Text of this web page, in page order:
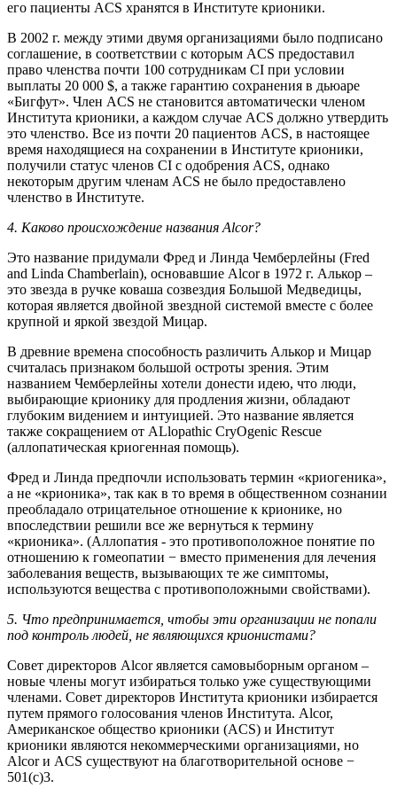
его пациенты ACS хранятся в Институте крионики.
В 2002 г. между этими двумя организациями было подписано
соглашение, в соответствии с которым ACS предоставил
право членства почти 100 сотрудникам CI при условии
выплаты 20 000 $, а также гарантию сохранения в дьюаре
«Бигфут». Член ACS не становится автоматически членом
Института крионики, а каждом случае ACS должно утвердить
это членство. Все из почти 20 пациентов ACS, в настоящее
время находящиеся на сохранении в Институте крионики,
получили статус членов CI с одобрения ACS, однако
некоторым другим членам ACS не было предоставлено
членство в Институте.
4. Каково происхождение названия Alcor?
Это название придумали Фред и Линда Чемберлейны (Fred
and Linda Chamberlain), основавшие Alcor в 1972 г. Алькор –
это звезда в ручке коваша созвездия Большой Медведицы,
которая является двойной звездной системой вместе с более
крупной и яркой звездой Мицар.
В древние времена способность различить Алькор и Мицар
считалась признаком большой остроты зрения. Этим
названием Чемберлейны хотели донести идею, что люди,
выбирающие крионику для продления жизни, обладают
глубоким видением и интуицией. Это название является
также сокращением от ALlopathic CryOgenic Rescue
(аллопатическая криогенная помощь).
Фред и Линда предпочли использовать термин «криогеника»,
а не «крионика», так как в то время в общественном сознании
преобладало отрицательное отношение к крионике, но
впоследствии решили все же вернуться к термину
«крионика». (Аллопатия - это противоположное понятие по
отношению к гомеопатии − вместо применения для лечения
заболевания веществ, вызывающих те же симптомы,
используются вещества с противоположными свойствами).
5. Что предпринимается, чтобы эти организации не попали
под контроль людей, не являющихся крионистами?
Совет директоров Alcor является самовыборным органом –
новые члены могут избираться только уже существующими
членами. Совет директоров Института крионики избирается
путем прямого голосования членов Института. Alcor,
Американское общество крионики (ACS) и Институт
крионики являются некоммерческими организациями, но
Alcor и ACS существуют на благотворительной основе −
501(c)3.